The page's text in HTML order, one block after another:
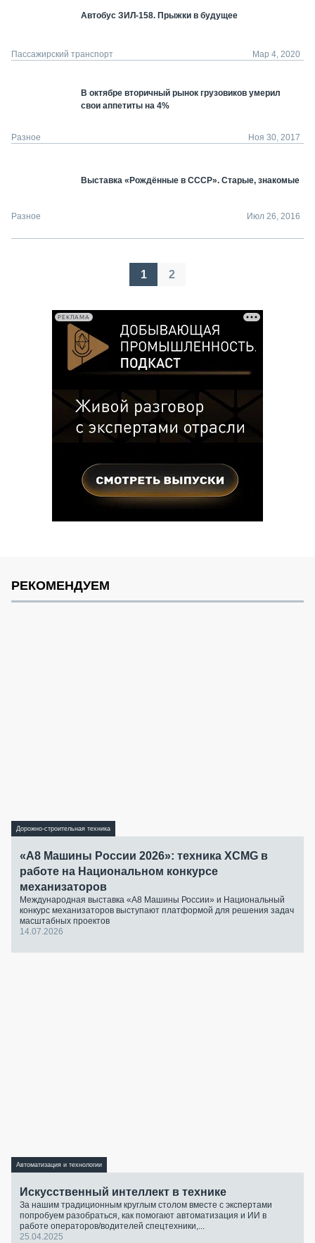
Автобус ЗИЛ-158. Прыжки в будущее
Пассажирский транспорт Мар 4, 2020
В октябре вторичный рынок грузовиков умерил
свои аппетиты на 4%
Разное Ноя 30, 2017
Выставка «Рождённые в СССР». Старые, знакомые
Разное Июл 26, 2016
Пагинация
1 2
РЕКЛАМА
РЕКОМЕНДУЕМ
Дорожно-строительная техника
«А8 Машины России 2026»: техника XCMG в
работе на Национальном конкурсе
механизаторов
Международная выставка «А8 Машины России» и Национальный
конкурс механизаторов выступают платформой для решения задач
масштабных проектов
14.07.2026
Автоматизация и технологии
Искусственный интеллект в технике
За нашим традиционным круглым столом вместе с экспертами
попробуем разобраться, как помогают автоматизация и ИИ в
работе операторов/водителей спецтехники,...
25.04.2025